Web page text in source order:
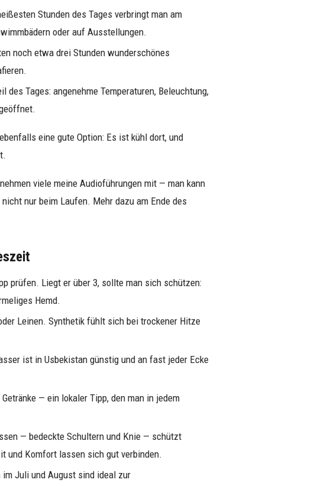
Stunden des Tages verbringt man am
oder auf Ausstellungen.
noch etwa drei Stunden wunderschönes
des Tages: angenehme Temperaturen, Beleuchtung,
eine gute Option: Es ist kühl dort, und
viele meine Audioführungen mit — man kann
nur beim Laufen. Mehr dazu am Ende des
prüfen. Liegt er über 3, sollte man sich schützen:
Hemd.
Leinen. Synthetik fühlt sich bei trockener Hitze
ist in Usbekistan günstig und an fast jeder Ecke
— ein lokaler Tipp, den man in jedem
— bedeckte Schultern und Knie — schützt
und Komfort lassen sich gut verbinden.
Juli und August sind ideal zur